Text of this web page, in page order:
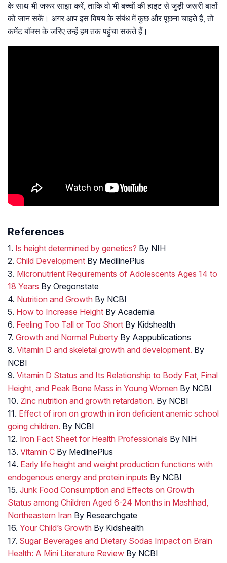
के साथ भी जरूर साझा करें, ताकि वो भी बच्चों की हाइट से जुड़ी जरूरी बातों
को जान सकें। अगर आप इस विषय के संबंध में कुछ और पूछना चाहते हैं, तो
कमेंट बॉक्स के जरिए उन्हें हम तक पहुंचा सकते हैं।
References
1. Is height determined by genetics? By NIH
2. Child Development By MedilinePlus
3. Micronutrient Requirements of Adolescents Ages 14 to
18 Years By Oregonstate
4. Nutrition and Growth By NCBI
5. How to Increase Height By Academia
6. Feeling Too Tall or Too Short By Kidshealth
7. Growth and Normal Puberty By Aappublications
8. Vitamin D and skeletal growth and development. By
NCBI
9. Vitamin D Status and Its Relationship to Body Fat, Final
Height, and Peak Bone Mass in Young Women By NCBI
10. Zinc nutrition and growth retardation. By NCBI
11. Effect of iron on growth in iron deficient anemic school
going children. By NCBI
12. Iron Fact Sheet for Health Professionals By NIH
13. Vitamin C By MedlinePlus
14. Early life height and weight production functions with
endogenous energy and protein inputs By NCBI
15. Junk Food Consumption and Effects on Growth
Status among Children Aged 6-24 Months in Mashhad,
Northeastern Iran By Researchgate
16. Your Child’s Growth By Kidshealth
17. Sugar Beverages and Dietary Sodas Impact on Brain
Health: A Mini Literature Review By NCBI